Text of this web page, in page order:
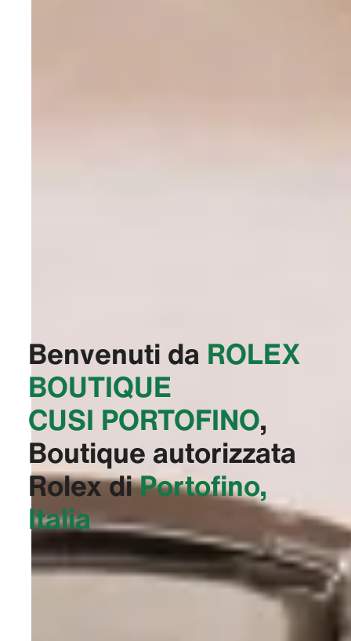
Benvenuti da ‭ROLEX
BOUTIQUE
CUSI PORTOFINO‬,
Boutique autorizzata
Rolex diPortofino,
Italia